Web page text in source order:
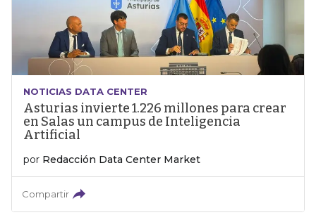
NOTICIAS DATA CENTER
Asturias invierte 1.226 millones para crear
en Salas un campus de Inteligencia
Artificial
por Redacción Data Center Market
Compartir